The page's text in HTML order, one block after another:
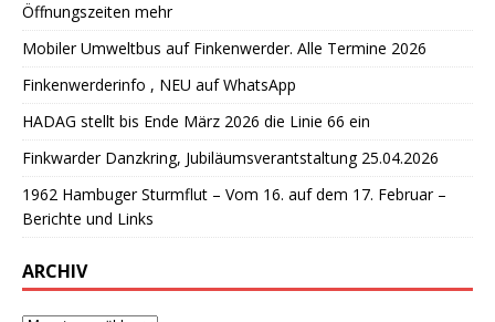
Öffnungszeiten mehr
Mobiler Umweltbus auf Finkenwerder. Alle Termine 2026
Finkenwerderinfo , NEU auf WhatsApp
HADAG stellt bis Ende März 2026 die Linie 66 ein
Finkwarder Danzkring, Jubiläumsverantstaltung 25.04.2026
1962 Hambuger Sturmflut – Vom 16. auf dem 17. Februar –
Berichte und Links
ARCHIV